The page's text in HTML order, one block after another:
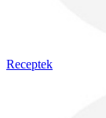
Receptek